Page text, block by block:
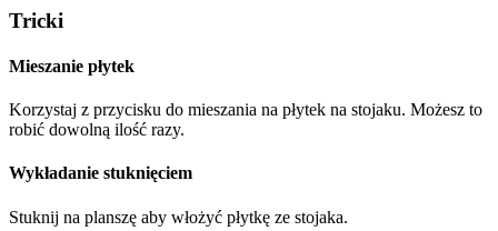
Tricki
Mieszanie płytek
Korzystaj z przycisku do mieszania na płytek na stojaku. Możesz to
robić dowolną ilość razy.
Wykładanie stuknięciem
Stuknij na planszę aby włożyć płytkę ze stojaka.